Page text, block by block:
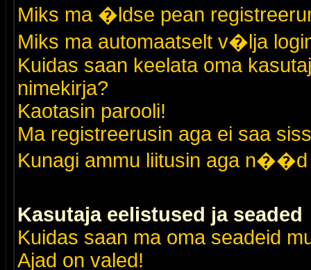
Miks ma �ldse pean
Miks ma automaatselt v�lja
Kuidas saan keelata oma
nimekirja?
Kaotasin parooli!
Ma registreerusin aga ei saa
Kunagi ammu liitusin aga n��d
Kasutaja eelistused ja seaded
Kuidas saan ma oma seadeid
Ajad on valed!